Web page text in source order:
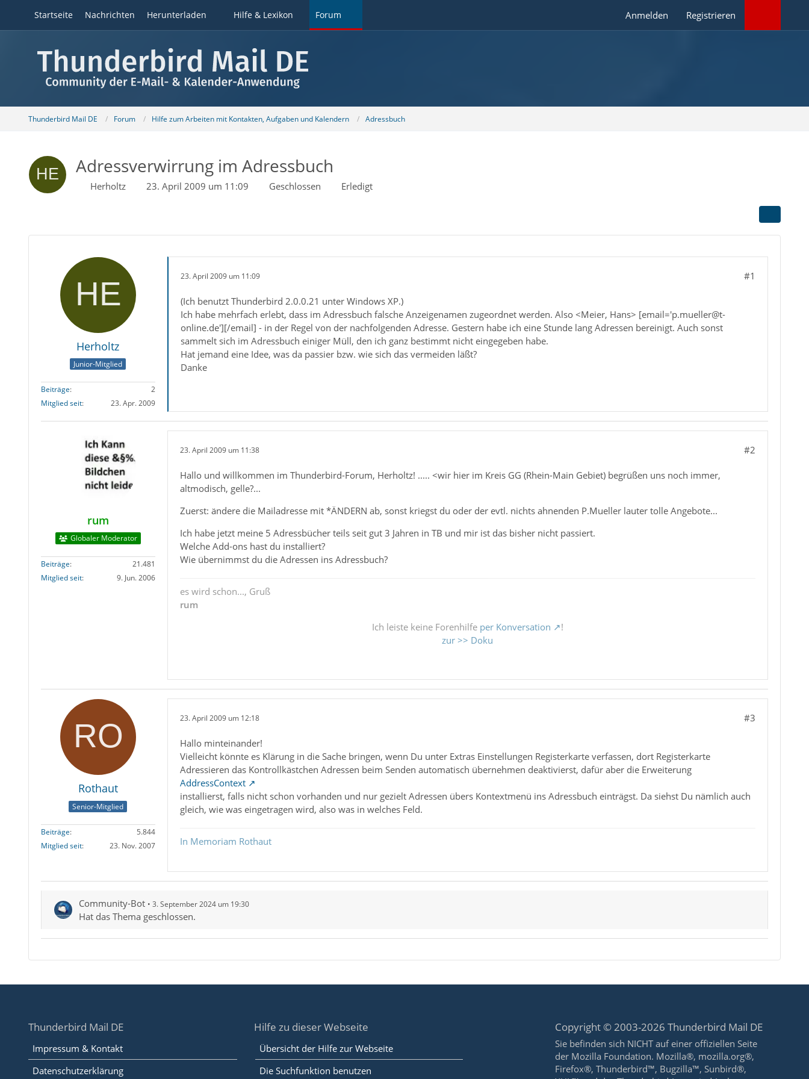
Startseite Nachrichten Herunterladen Hilfe & Lexikon Forum Anmelden Registrieren
Thunderbird Mail DE Forum Hilfe zum Arbeiten mit Kontakten, Aufgaben und Kalendern Adressbuch
Adressverwirrung im Adressbuch
Herholtz 23. April 2009 um 11:09 Geschlossen Erledigt
Herholtz
Junior-Mitglied
Beiträge
2
Mitglied seit
23. Apr. 2009
23. April 2009 um 11:09 #1
(Ich benutzt Thunderbird 2.0.0.21 unter Windows XP.)
Ich habe mehrfach erlebt, dass im Adressbuch falsche Anzeigenamen zugeordnet werden. Also <Meier, Hans> [email='p.mueller@t-
online.de'][/email] - in der Regel von der nachfolgenden Adresse. Gestern habe ich eine Stunde lang Adressen bereinigt. Auch sonst
sammelt sich im Adressbuch einiger Müll, den ich ganz bestimmt nicht eingegeben habe.
Hat jemand eine Idee, was da passier bzw. wie sich das vermeiden läßt?
Danke
rum
Globaler Moderator
Beiträge
21.481
Mitglied seit
9. Jun. 2006
23. April 2009 um 11:38 #2
Hallo und willkommen im Thunderbird-Forum, Herholtz! ..... <wir hier im Kreis GG (Rhein-Main Gebiet) begrüßen uns noch immer,
altmodisch, gelle?...
Zuerst: ändere die Mailadresse mit *ÄNDERN ab, sonst kriegst du oder der evtl. nichts ahnenden P.Mueller lauter tolle Angebote...
Ich habe jetzt meine 5 Adressbücher teils seit gut 3 Jahren in TB und mir ist das bisher nicht passiert.
Welche Add-ons hast du installiert?
Wie übernimmst du die Adressen ins Adressbuch?
es wird schon..., Gruß
rum
Ich leiste keine Forenhilfe per Konversation
!
zur >> Doku
Rothaut
Senior-Mitglied
Beiträge
5.844
Mitglied seit
23. Nov. 2007
23. April 2009 um 12:18 #3
Hallo minteinander!
Vielleicht könnte es Klärung in die Sache bringen, wenn Du unter Extras Einstellungen Registerkarte verfassen, dort Registerkarte
Adressieren das Kontrollkästchen Adressen beim Senden automatisch übernehmen deaktivierst, dafür aber die Erweiterung
AddressContext
installierst, falls nicht schon vorhanden und nur gezielt Adressen übers Kontextmenü ins Adressbuch einträgst. Da siehst Du nämlich auch
gleich, wie was eingetragen wird, also was in welches Feld.
In Memoriam Rothaut
Community-Bot 3. September 2024 um 19:30
Hat das Thema geschlossen.
Thunderbird Mail DE
Impressum & Kontakt
Datenschutzerklärung
Hilfe zu dieser Webseite
Übersicht der Hilfe zur Webseite
Die Suchfunktion benutzen
Copyright © 2003-2026 Thunderbird Mail DE
Sie befinden sich NICHT auf einer offiziellen Seite
der Mozilla Foundation. Mozilla®, mozilla.org®,
Firefox®, Thunderbird™, Bugzilla™, Sunbird®,